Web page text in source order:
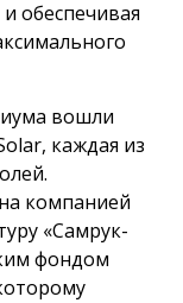
обеспечивая
вошли
каждая из
компанией
«Самрук-
фондом